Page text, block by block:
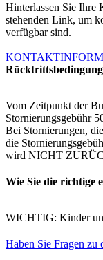
Hinterlassen Sie Ihre
stehenden Link, um
verfügbar sind.
Vom Zeitpunkt der
Stornierungsgebühr
Bei Stornierungen,
die
wird NICHT
Wie Sie die richtige
WICHTIG: Kinder
Haben Sie Fragen zu